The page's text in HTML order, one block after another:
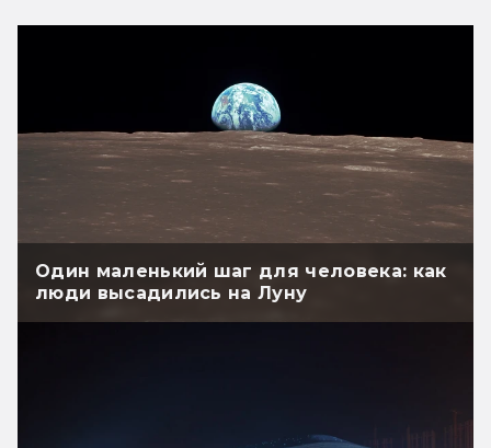
Один маленький шаг для человека: как
люди высадились на Луну